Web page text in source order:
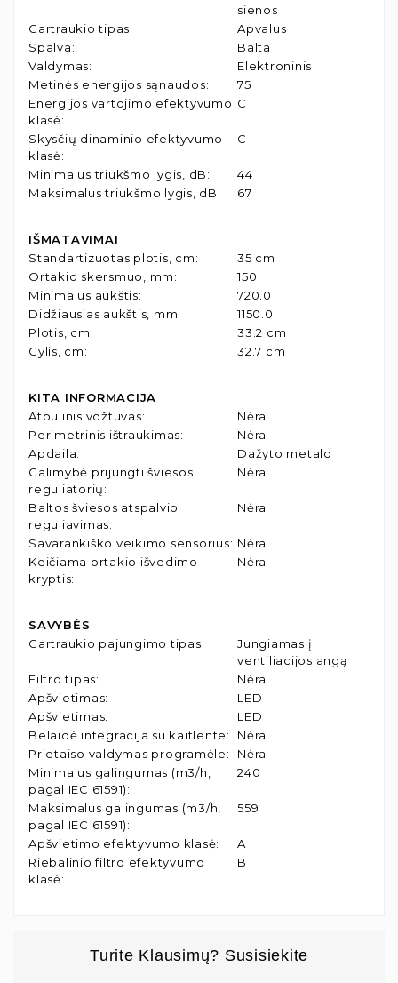
sienos
Gartraukio tipas:
Apvalus
Spalva:
Balta
Valdymas:
Elektroninis
Metinės energijos sąnaudos:
75
Energijos vartojimo efektyvumo
klasė:
C
Skysčių dinaminio efektyvumo
klasė:
C
Minimalus triukšmo lygis, dB:
44
Maksimalus triukšmo lygis, dB: 67
IŠMATAVIMAI
Standartizuotas plotis, cm:
35 cm
Ortakio skersmuo, mm:
150
Minimalus aukštis:
720.0
Didžiausias aukštis, mm:
1150.0
Plotis, cm:
33.2 cm
Gylis, cm: 32.7 cm
KITA INFORMACIJA
Atbulinis vožtuvas:
Nėra
Perimetrinis ištraukimas:
Nėra
Apdaila:
Dažyto metalo
Galimybė prijungti šviesos
reguliatorių:
Nėra
Baltos šviesos atspalvio
reguliavimas:
Nėra
Savarankiško veikimo sensorius: Nėra
Keičiama ortakio išvedimo
kryptis:
Nėra
SAVYBĖS
Gartraukio pajungimo tipas:
Jungiamas į
ventiliacijos angą
Filtro tipas:
Nėra
Apšvietimas:
LED
Apšvietimas:
LED
Belaidė integracija su kaitlente:
Nėra
Prietaiso valdymas programėle:
Nėra
Minimalus galingumas (m3/h,
pagal IEC 61591):
240
Maksimalus galingumas (m3/h,
pagal IEC 61591):
559
Apšvietimo efektyvumo klasė:
A
Riebalinio filtro efektyvumo
klasė:
B
Turite Klausimų? Susisiekite